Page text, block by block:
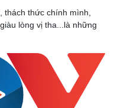
thách thức chính mình,
lòng vị tha...là những